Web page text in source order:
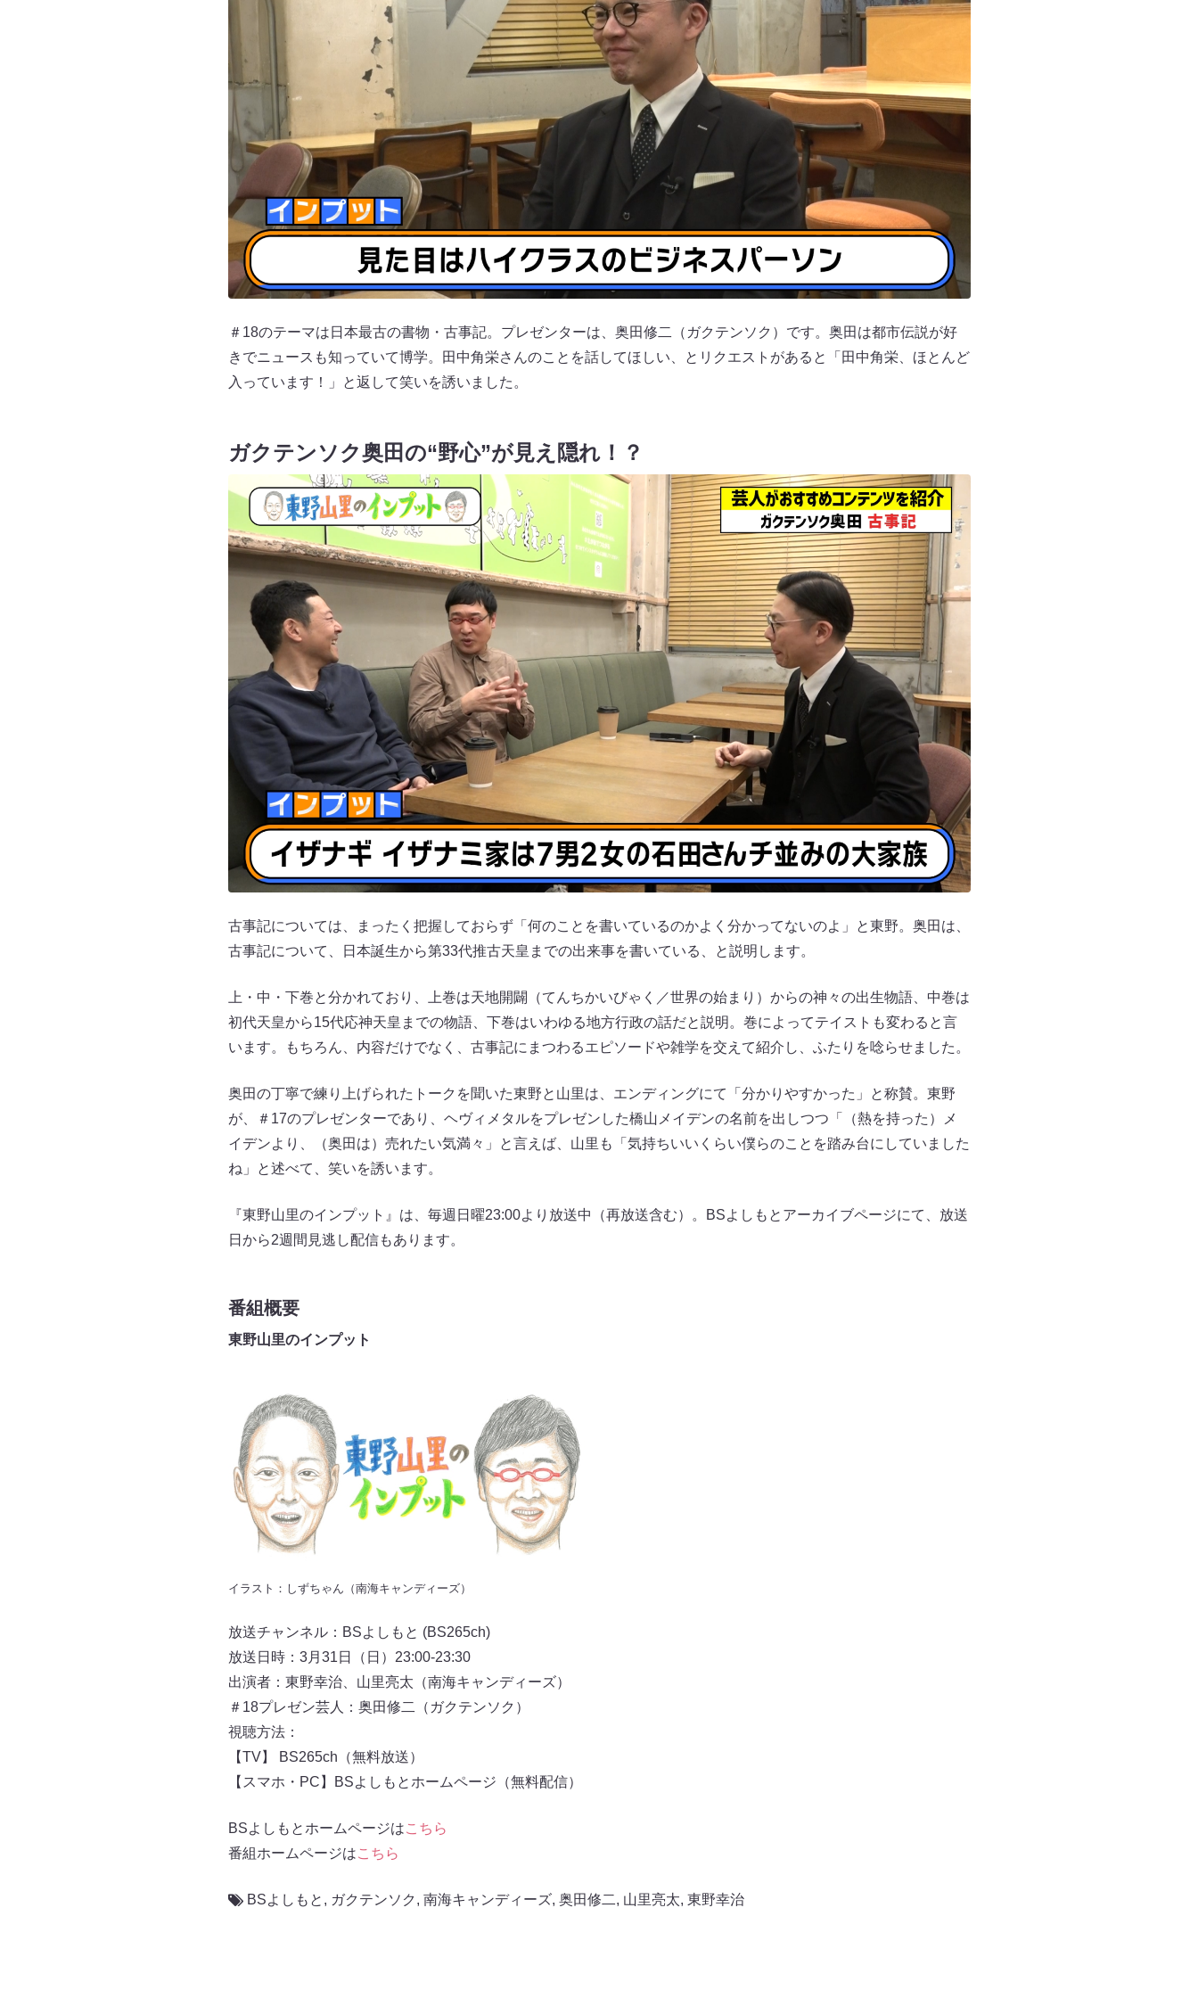
＃18のテーマは日本最古の書物・古事記。プレゼンターは、奥田修二（ガクテンソク）です。奥田は都市伝説が好
きでニュースも知っていて博学。田中角栄さんのことを話してほしい、とリクエストがあると「田中角栄、ほとんど
入っています！」と返して笑いを誘いました。
ガクテンソク奥田の“野心”が見え隠れ！？
古事記については、まったく把握しておらず「何のことを書いているのかよく分かってないのよ」と東野。奥田は、
古事記について、日本誕生から第33代推古天皇までの出来事を書いている、と説明します。
上・中・下巻と分かれており、上巻は天地開闢（てんちかいびゃく／世界の始まり）からの神々の出生物語、中巻は
初代天皇から15代応神天皇までの物語、下巻はいわゆる地方行政の話だと説明。巻によってテイストも変わると言
います。もちろん、内容だけでなく、古事記にまつわるエピソードや雑学を交えて紹介し、ふたりを唸らせました。
奥田の丁寧で練り上げられたトークを聞いた東野と山里は、エンディングにて「分かりやすかった」と称賛。東野
が、＃17のプレゼンターであり、ヘヴィメタルをプレゼンした橋山メイデンの名前を出しつつ「（熱を持った）メ
イデンより、（奥田は）売れたい気満々」と言えば、山里も「気持ちいいくらい僕らのことを踏み台にしていました
ね」と述べて、笑いを誘います。
『東野山里のインプット』は、毎週日曜23:00より放送中（再放送含む）。BSよしもとアーカイブページにて、放送
日から2週間見逃し配信もあります。
番組概要
東野山里のインプット
イラスト：しずちゃん（南海キャンディーズ）
放送チャンネル：BSよしもと (BS265ch)
放送日時：3月31日（日）23:00-23:30
出演者：東野幸治、山里亮太（南海キャンディーズ）
＃18プレゼン芸人：奥田修二（ガクテンソク）
視聴方法：
【TV】 BS265ch（無料放送）
【スマホ・PC】BSよしもとホームページ（無料配信）
BSよしもとホームページはこちら
番組ホームページはこちら
BSよしもと , ガクテンソク , 南海キャンディーズ, 奥田修二, 山里亮太, 東野幸治